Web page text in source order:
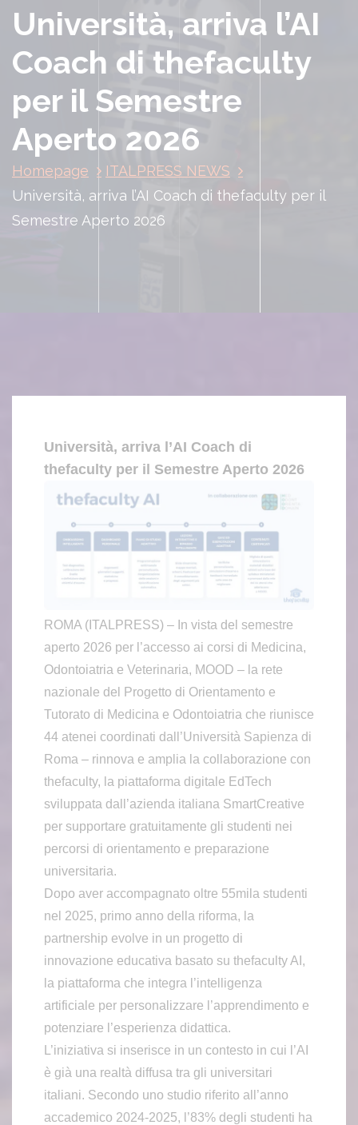
Università, arriva l’AI
Coach di thefaculty
per il Semestre
Aperto 2026
Homepage
ITALPRESS NEWS
Università, arriva l’AI Coach di thefaculty per il
Semestre Aperto 2026
Università, arriva l’AI Coach di
thefaculty per il Semestre Aperto 2026
ROMA (ITALPRESS) – In vista del semestre
aperto 2026 per l’accesso ai corsi di Medicina,
Odontoiatria e Veterinaria, MOOD – la rete
nazionale del Progetto di Orientamento e
Tutorato di Medicina e Odontoiatria che riunisce
44 atenei coordinati dall’Università Sapienza di
Roma – rinnova e amplia la collaborazione con
thefaculty, la piattaforma digitale EdTech
sviluppata dall’azienda italiana SmartCreative
per supportare gratuitamente gli studenti nei
percorsi di orientamento e preparazione
universitaria.
Dopo aver accompagnato oltre 55mila studenti
nel 2025, primo anno della riforma, la
partnership evolve in un progetto di
innovazione educativa basato su thefaculty AI,
la piattaforma che integra l’intelligenza
artificiale per personalizzare l’apprendimento e
potenziare l’esperienza didattica.
L’iniziativa si inserisce in un contesto in cui l’AI
è già una realtà diffusa tra gli universitari
italiani. Secondo uno studio riferito all’anno
accademico 2024-2025, l’83% degli studenti ha